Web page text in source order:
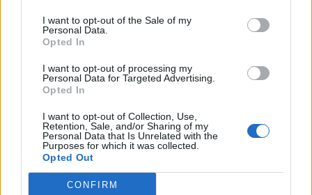
I want to opt-out of the Sale of my
Personal Data.
Opted In
I want to opt-out of processing my
Personal Data for Targeted Advertising.
Opted In
I want to opt-out of Collection, Use,
Retention, Sale, and/or Sharing of my
Personal Data that Is Unrelated with the
Purposes for which it was collected.
Opted Out
CONFIRM
Opina de Tele
¿Qué serie te gustaría que repusieran en televisión?
¿Cuál es el personaje de serie cómica con el que mejor te lo
¿Qué anuncio te gusta más de los que se emiten actualmente en
¿Cuál crees que es el mejor programa que hay en la televisión?